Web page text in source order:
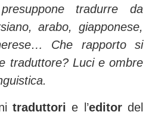
tradurre da
arabo, giapponese,
Che rapporto si
traduttore? Luci e ombre
traduttori e l’editordel